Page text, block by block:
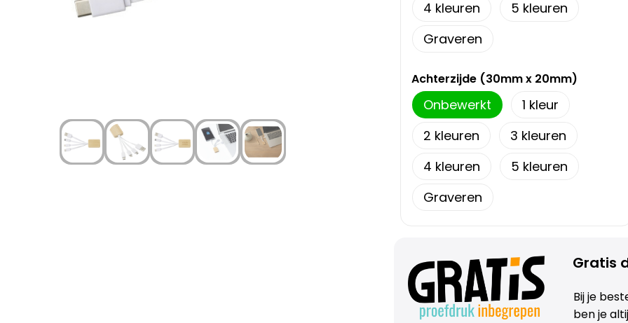
4
5
Graveren
Achterzijde (30mm x 20mm)
Onbewerkt
1
2
3
4
5
Graveren
Gratis
Bij je
ben je